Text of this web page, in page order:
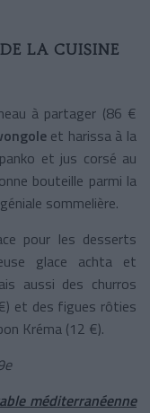
LA CUISINE
à partager (86 €
et harissa à la
et jus corsé au
bouteille parmi la
sommelière.
pour les desserts
glace achta et
aussi des churros
et des figues rôties
Kréma (12 €).
méditerranéenne